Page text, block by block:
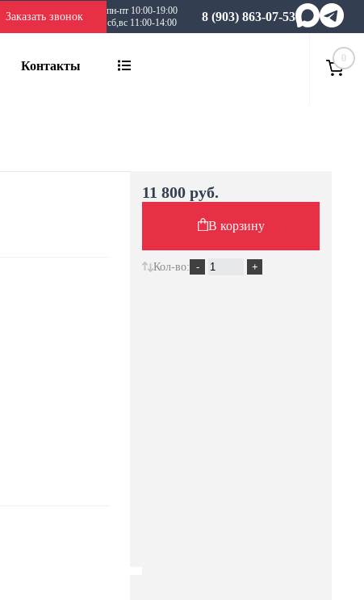
Заказать звонок
пн-пт 10:00-19:00
сб,вс 11:00-14:00
8 (903) 863-07-53
Контакты
0
11 800 руб.
В корзину
Кол-во: